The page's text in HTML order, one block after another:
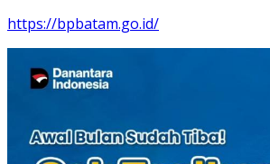
https://bpbatam.go.id/